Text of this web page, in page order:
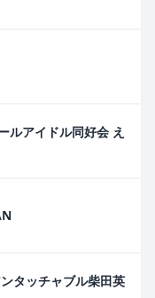
アイドル同好会 え
タッチャブル柴田英